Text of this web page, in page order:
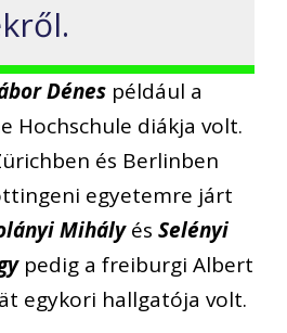
Dénes például a
Hochschule diákja volt.
és Berlinben
egyetemre járt
Mihályés Selényi
pedig a freiburgi Albert
egykori hallgatója volt.